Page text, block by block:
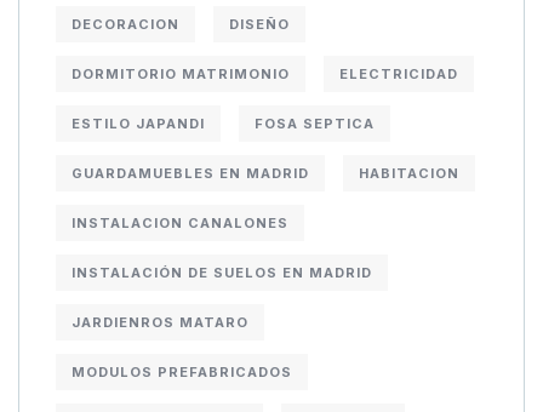
DECORACION DISEÑO
DORMITORIO MATRIMONIO ELECTRICIDAD
ESTILO JAPANDI FOSA SEPTICA
GUARDAMUEBLES EN MADRID HABITACION
INSTALACION CANALONES
INSTALACIÓN DE SUELOS EN MADRID
JARDIENROS MATARO
MODULOS PREFABRICADOS